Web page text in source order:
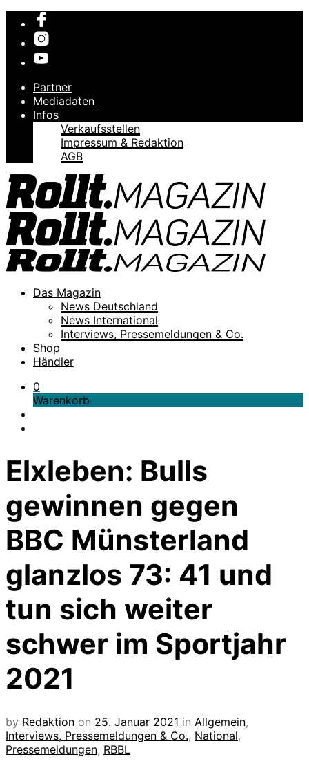
Partner
Mediadaten
Infos
Verkaufsstellen
Impressum & Redaktion
AGB
Das Magazin
News Deutschland
News International
Interviews, Pressemeldungen & Co.
Shop
Händler
0
Warenkorb
Elxleben: Bulls
gewinnen gegen
BBC Münsterland
glanzlos 73: 41 und
tun sich weiter
schwer im Sportjahr
2021
by Redaktion on 25. Januar 2021 in Allgemein,
Interviews, Pressemeldungen & Co., National,
Pressemeldungen, RBBL